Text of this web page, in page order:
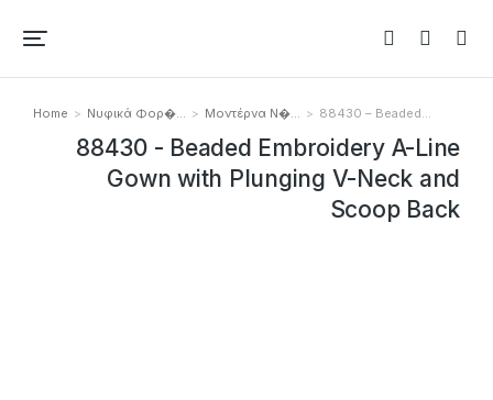
You are here:
Home Νυφικά Φορ�… Μοντέρνα Ν�… 88430 – Beaded…
88430 - Beaded Embroidery A-Line
Gown with Plunging V-Neck and
Scoop Back